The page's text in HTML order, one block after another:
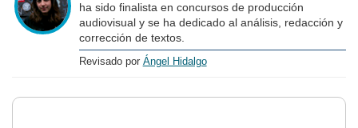
ha sido finalista en concursos de producción
audiovisual y se ha dedicado al análisis, redacción y
corrección de textos.
Revisado por Ángel Hidalgo